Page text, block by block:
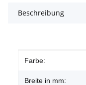
Beschreibung
Wert
Farbe:
Breite in mm: